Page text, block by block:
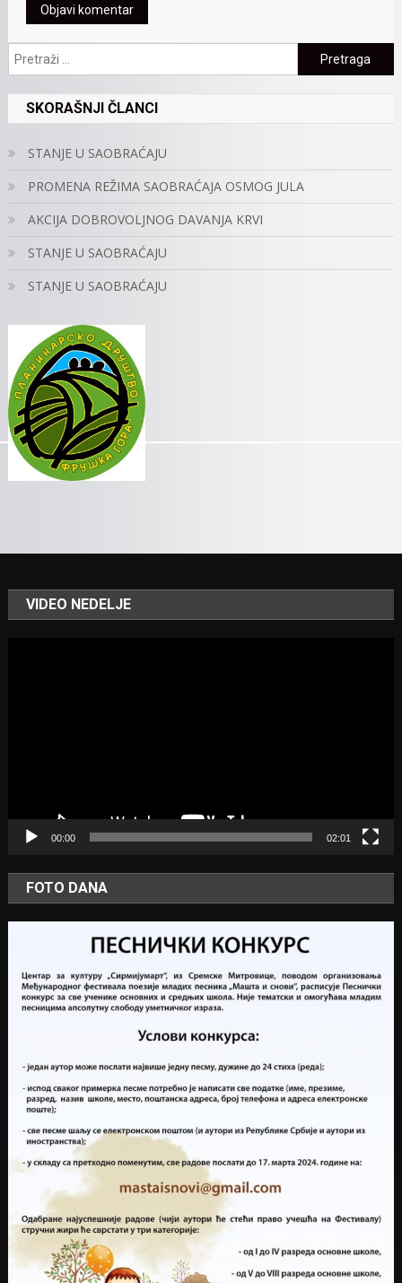
Pretraga:
SKORAŠNJI ČLANCI
STANJE U SAOBRAĆAJU
PROMENA REŽIMA SAOBRAĆAJA OSMOG JULA
AKCIJA DOBROVOLJNOG DAVANJA KRVI
STANJE U SAOBRAĆAJU
STANJE U SAOBRAĆAJU
VIDEO NEDELJE
00:00 02:01
FOTO DANA